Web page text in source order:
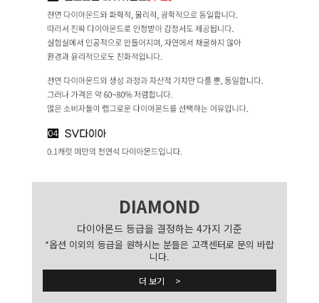
DIAMOND
다이아몬드 등급을 결정하는 4가지 기준
*옵션 이외의 등급을 원하시는 분들은 고객센터로 문의 바랍
니다.
더 보기 >